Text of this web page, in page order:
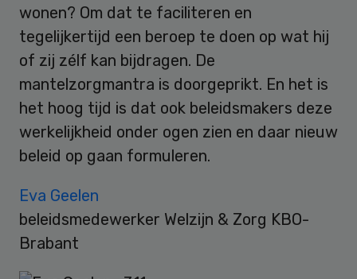
wonen? Om dat te faciliteren en
tegelijkertijd een beroep te doen op wat hij
of zij zélf kan bijdragen. De
mantelzorgmantra is doorgeprikt. En het is
het hoog tijd is dat ook beleidsmakers deze
werkelijkheid onder ogen zien en daar nieuw
beleid op gaan formuleren.
Eva Geelen
beleidsmedewerker Welzijn & Zorg KBO-
Brabant